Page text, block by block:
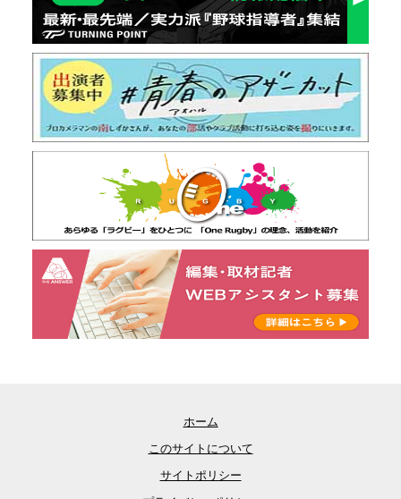
ホーム
このサイトについて
サイトポリシー